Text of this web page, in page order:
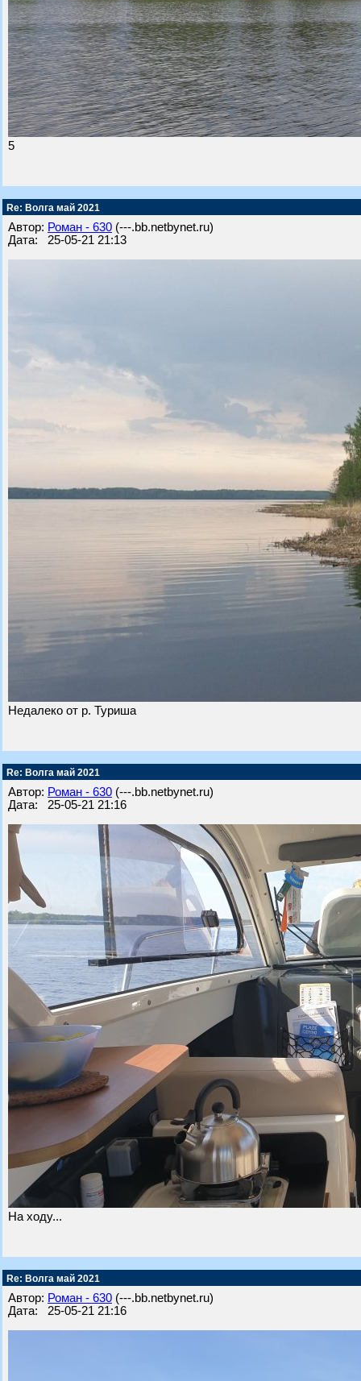
5
Re: Волга май 2021
Автор: Роман - 630 (---.bb.netbynet.ru)
Дата: 25-05-21 21:13
Недалеко от р. Туриша
Re: Волга май 2021
Автор: Роман - 630 (---.bb.netbynet.ru)
Дата: 25-05-21 21:16
На ходу...
Re: Волга май 2021
Автор: Роман - 630 (---.bb.netbynet.ru)
Дата: 25-05-21 21:16